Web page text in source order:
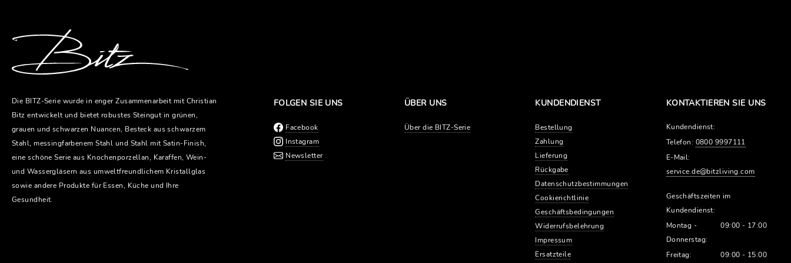
Die BITZ-Serie wurde in enger Zusammenarbeit mit Christian
Bitz entwickelt und bietet robustes Steingut in grünen,
grauen und schwarzen Nuancen, Besteck aus schwarzem
Stahl, messingfarbenem Stahl und Stahl mit Satin-Finish,
eine schöne Serie aus Knochenporzellan, Karaffen, Wein-
und Wassergläsern aus umweltfreundlichem Kristallglas
sowie andere Produkte für Essen, Küche und Ihre
Gesundheit.
FOLGEN SIE UNS
Facebook
Instagram
Newsletter
ÜBER UNS
Über die BITZ-Serie
KUNDENDIENST
Bestellung
Zahlung
Lieferung
Rückgabe
Datenschutzbestimmungen
Cookierichtlinie
Geschäftsbedingungen
Widerrufsbelehrung
Impressum
Ersatzteile
KONTAKTIEREN SIE UNS
Kundendienst:
Telefon: 0800 9997111
E-Mail:
service.de@bitzliving.com
Geschäftszeiten im
Kundendienst:
Montag -
Donnerstag:
09:00 - 17:00
Freitag: 09:00 - 15:00